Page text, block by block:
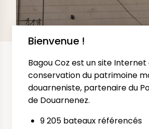
Bienvenue !
Bagou Coz est un site Internet
conservation du patrimoine
douarneniste, partenaire du
de Douarnenez.
9 205 bateaux référencés